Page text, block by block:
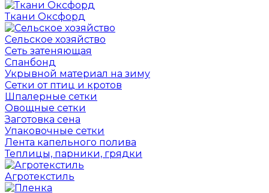
Ткани Оксфорд
Сельское хозяйство
Сеть затеняющая
Спанбонд
Укрывной материал на зиму
Сетки от птиц и кротов
Шпалерные сетки
Овощные сетки
Заготовка сена
Упаковочные сетки
Лента капельного полива
Теплицы, парники, грядки
Агротекстиль